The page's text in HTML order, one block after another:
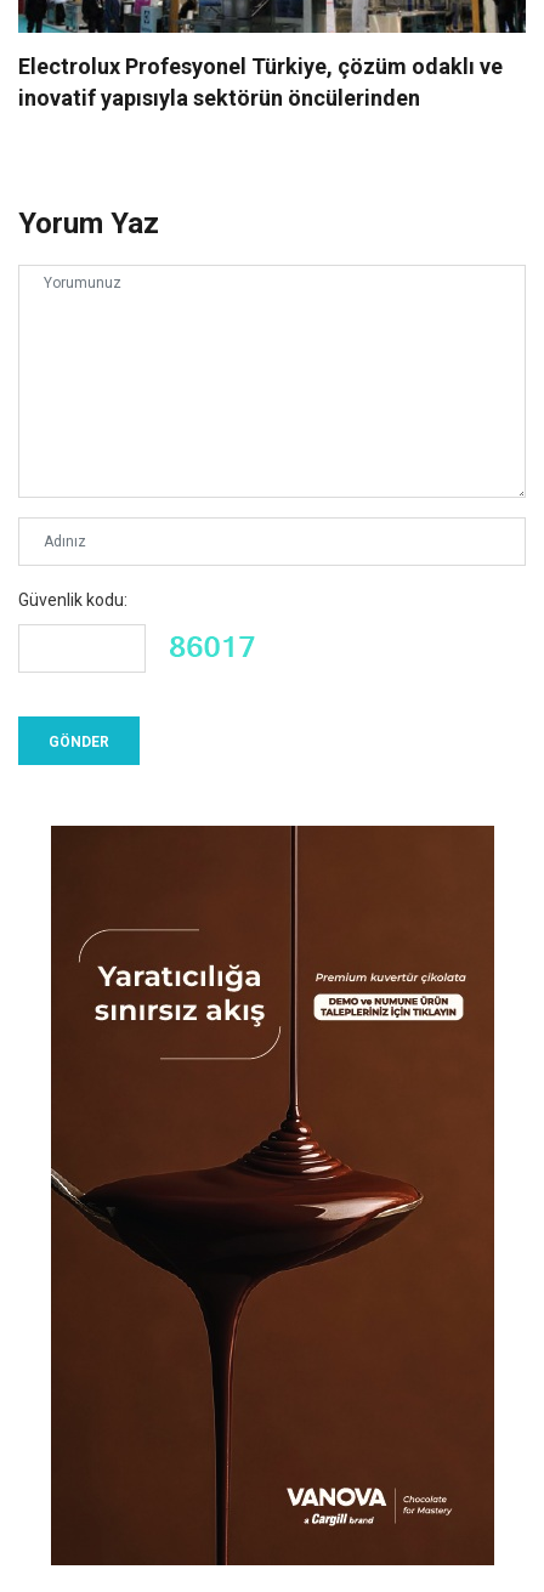
Electrolux Profesyonel Türkiye, çözüm odaklı ve
inovatif yapısıyla sektörün öncülerinden
Yorum Yaz
Güvenlik kodu: